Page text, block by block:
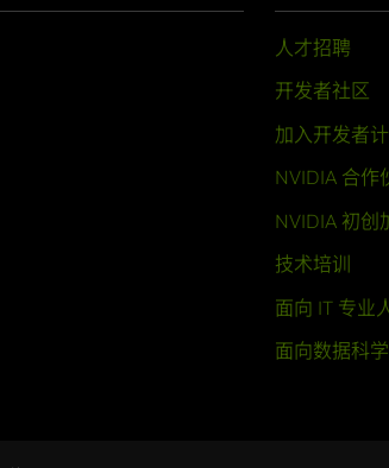
人才招聘
开发者社区
加入开发者
NVIDIA 合作
NVIDIA 初创
技术培训
面向 IT 专业
面向数据科